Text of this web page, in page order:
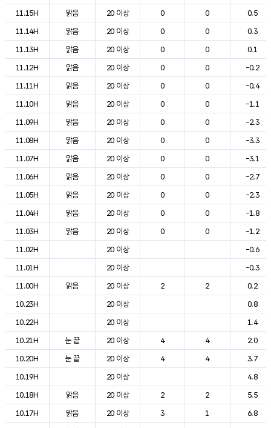
11.15H
맑음 20 이상 0 0
0.5
11.14H
맑음 20 이상 0 0
0.3
11.13H
맑음 20 이상 0 0
0.1
11.12H
맑음 20 이상 0 0
-0.2
11.11H
맑음 20 이상 0 0
-0.4
11.10H
맑음 20 이상 0 0
-1.1
11.09H
맑음 20 이상 0 0
-2.3
11.08H
맑음 20 이상 0 0
-3.3
11.07H
맑음 20 이상 0 0
-3.1
11.06H
맑음 20 이상 0 0
-2.7
11.05H
맑음 20 이상 0 0
-2.3
11.04H
맑음 20 이상 0 0
-1.8
11.03H
맑음 20 이상 0 0
-1.2
11.02H
20 이상
-0.6
11.01H
20 이상
-0.3
11.00H
맑음 20 이상 2 2
0.2
10.23H
20 이상
0.8
10.22H
20 이상
1.4
10.21H
눈 끝 20 이상 4 4
2.0
10.20H
눈 끝 20 이상 4 4
3.7
10.19H
20 이상
4.8
10.18H
맑음 20 이상 2 2
5.5
10.17H
맑음 20 이상 3 1
6.8